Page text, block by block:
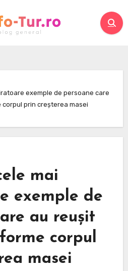
exemple de persoane care
prin creșterea masei
mai
exemple de
au reușit
corpul
masei